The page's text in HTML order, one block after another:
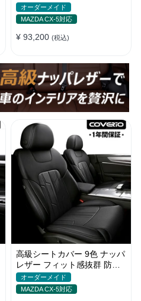
防汚 オーダーメイド 全席セ
ット
オーダーメイド
MAZDA CX-5対応
¥ 93,200 (税込)
高級シートカバー 9色 ナッパ
レザー フィット感抜群 防水
防汚 オーダーメイド 全席セ
ット
オーダーメイド
MAZDA CX-5対応